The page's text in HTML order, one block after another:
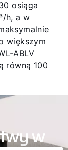
osiąga
h, a w
większym
ABLV
równą 100
w